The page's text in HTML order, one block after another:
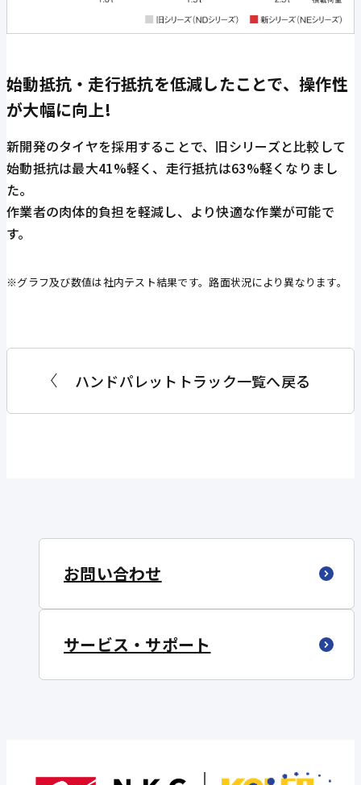
始動抵抗・走行抵抗を低減したことで、操作性
が大幅に向上!
新開発のタイヤを採用することで、旧シリーズと比較して
始動抵抗は最大41%軽く、走行抵抗は63%軽くなりまし
た。
作業者の肉体的負担を軽減し、より快適な作業が可能で
す。
※グラフ及び数値は社内テスト結果です。路面状況により異なります。
ハンドパレットトラック一覧へ戻る
お問い合わせ
サービス・サポート